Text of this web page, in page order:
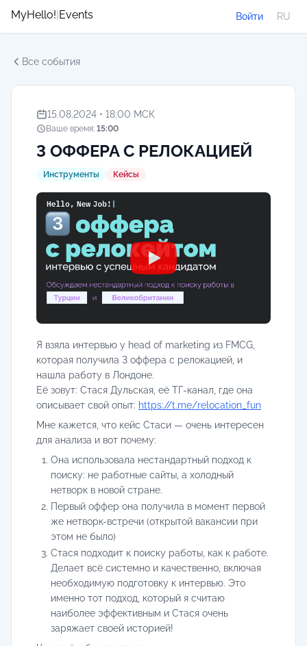
MyHello!|Events Войти RU
Все события
15.08.2024 • 18:00 МСК
Ваше время: 15:00
3 ОФФЕРА С РЕЛОКАЦИЕЙ
Инструменты Кейсы
Я взяла интервью у head of marketing из FMCG,
которая получила 3 оффера с релокацией, и
нашла работу в Лондоне.
Её зовут: Стася Дульская, её ТГ-канал, где она
описывает свой опыт: https://t.me/relocation_fun
Мне кажется, что кейс Стаси — очень интересен
для анализа и вот почему:
Она использовала нестандартный подход к
поиску: не работные сайты, а холодный
нетворк в новой стране.
Первый оффер она получила в момент первой
же нетворк-встречи (открытой вакансии при
этом не было)
Стася подходит к поиску работы, как к работе.
Делает всё системно и качественно, включая
необходимую подготовку к интервью. Это
именно тот подход, который я считаю
наиболее эффективным и Стася очень
заряжает своей историей!